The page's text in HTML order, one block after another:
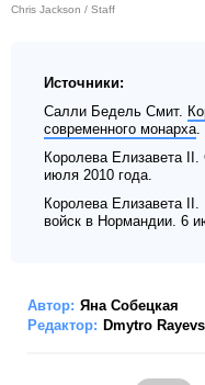
Chris Jackson / Staff
Источники:
Салли Бедель Смит.
современного монарха.
Королева Елизавета
июля 2010 года.
Королева Елизавета
войск в Нормандии. 6
Автор: Яна Собецкая
Редактор: Dmytro